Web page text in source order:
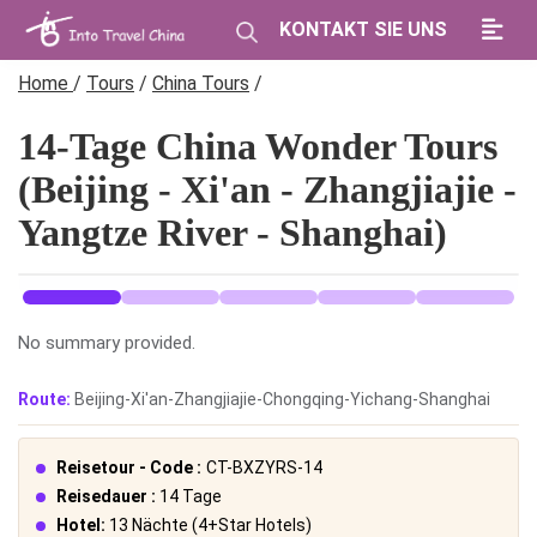
KONTAKT SIE UNS
Home / Tours / China Tours /
14-Tage China Wonder Tours
(Beijing - Xi'an - Zhangjiajie -
Yangtze River - Shanghai)
No summary provided.
Route: Beijing-Xi'an-Zhangjiajie-Chongqing-Yichang-Shanghai
Reisetour - Code : CT-BXZYRS-14
Reisedauer : 14 Tage
Hotel: 13 Nächte (4+Star Hotels)